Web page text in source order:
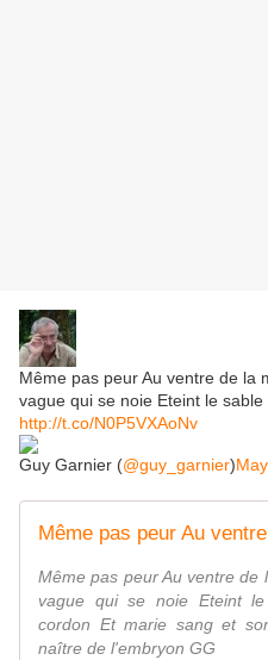
Même pas peur Au ventre de la
vague qui se noie Eteint le sable
http://t.co/N0P5VXAoNv
Guy Garnier (@guy_garnier)
Même pas peur Au
Même pas peur Au ventre de
vague qui se noie Eteint
cordon Et marie sang et
naître de l'embryon GG